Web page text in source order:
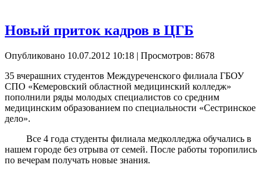
Новый приток кадров в ЦГБ
Опубликовано 10.07.2012 10:18 | Просмотров: 8678
35 вчерашних студентов Междуреченского филиала ГБОУ
СПО «Кемеровский областной медицинский колледж»
пополнили ряды молодых специалистов со средним
медицинским образованием по специальности «Сестринское
дело».
Все 4 года студенты филиала медколледжа обучались в
нашем городе без отрыва от семей. После работы торопились
по вечерам получать новые знания.